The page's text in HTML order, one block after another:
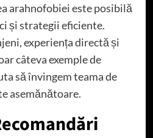
arahnofobiei este posibilă
și strategii eficiente.
experiența directă și
câteva exemple de
să învingem teama de
asemănătoare.